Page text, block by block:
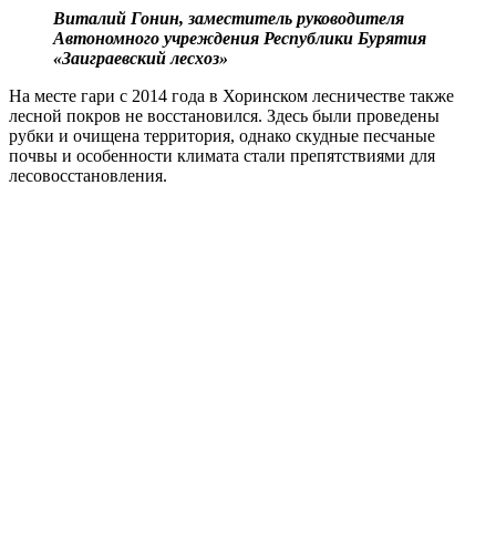
Виталий Гонин, заместитель руководителя
Автономного учреждения Республики Бурятия
«Заиграевский лесхоз»
На месте гари с 2014 года в Хоринском лесничестве также
лесной покров не восстановился. Здесь были проведены
рубки и очищена территория, однако скудные песчаные
почвы и особенности климата стали препятствиями для
лесовосстановления.